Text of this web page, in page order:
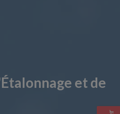
et de